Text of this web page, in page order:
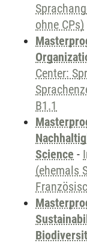
ohne CPs)
Center:
B1.1
Science -
(ehemals